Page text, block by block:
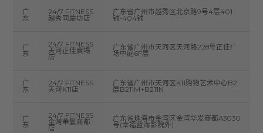
广
东
24/7 FITNESS
越秀同慶坊店
广东省广州市越秀区北京路9号4层401
铺-404铺
广
东
24/7 FITNESS
天河正佳廣場
店
广东省广州市天河区天河路228号正佳广
场中庭6F层
广
东
24/7 FITNESS
天河K11店
广东省广州市天河区K11购物艺术中心B2
层B211M+B211N
广
东
24/7 FITNESS
金灣華髮商都
店
广东省珠海市金湾区金湾华发商都A3030
号(幸福蓝海影院外)